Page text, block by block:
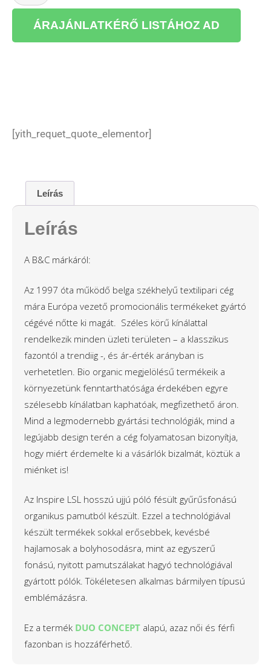
ÁRAJÁNLATKÉRŐ LISTÁHOZ AD
[yith_requet_quote_elementor]
Leírás
Leírás
A B&C márkáról:
Az 1997 óta működő belga székhelyű textilipari cég
mára Európa vezető promocionális termékeket gyártó
cégévé nőtte ki magát. Széles körű kínálattal
rendelkezik minden üzleti területen – a klasszikus
fazontól a trendiig -, és ár-érték arányban is
verhetetlen. Bio organic megjelölésű termékeik a
környezetünk fenntarthatósága érdekében egyre
szélesebb kínálatban kaphatóak, megfizethető áron.
Mind a legmodernebb gyártási technológiák, mind a
legújabb design terén a cég folyamatosan bizonyítja,
hogy miért érdemelte ki a vásárlók bizalmát, köztük a
miénket is!
Az Inspire LSL hosszú ujjú póló fésült gyűrűsfonású
organikus pamutból készült. Ezzel a technológiával
készült termékek sokkal erősebbek, kevésbé
hajlamosak a bolyhosodásra, mint az egyszerű
fonású, nyitott pamutszálakat hagyó technológiával
gyártott pólók. Tökéletesen alkalmas bármilyen típusú
emblémázásra.
Ez a termék DUO CONCEPT alapú, azaz női és férfi
fazonban is hozzáférhető.